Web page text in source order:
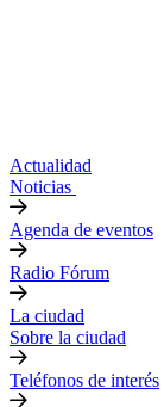
Actualidad
Noticias
Agenda de eventos
Radio Fórum
La ciudad
Sobre la ciudad
Teléfonos de interés